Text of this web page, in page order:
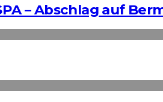
– Abschlag auf